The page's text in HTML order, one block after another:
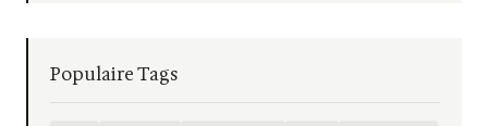
Populaire Tags